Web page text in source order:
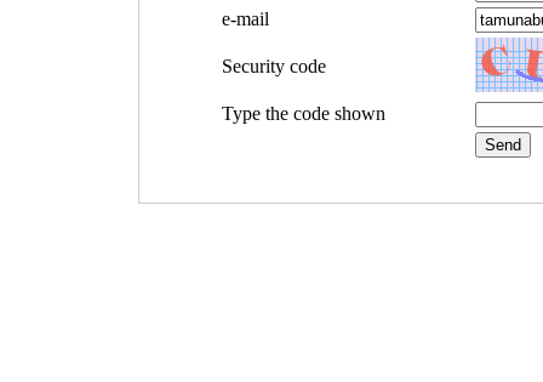
e-mail
Security code
Type the code shown